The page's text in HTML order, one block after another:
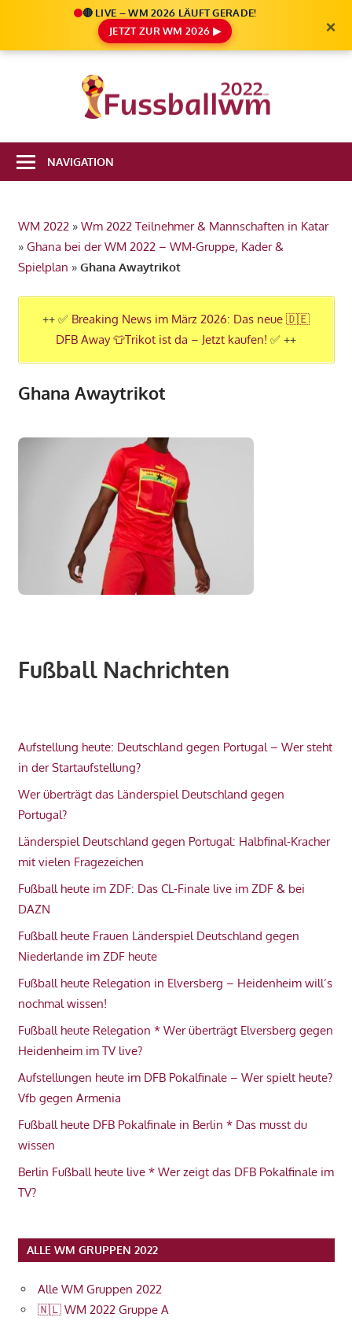
🔴 LIVE – WM 2026 LÄUFT GERADE!
JETZT ZUR WM 2026 ▶
×
Infos
in
Katar
NAVIGATION
WM 2022» Wm 2022 Teilnehmer & Mannschaften in Katar
» Ghana bei der WM 2022 – WM-Gruppe, Kader &
Spielplan » Ghana Awaytrikot
++ ✅ Breaking News im März 2026: Das neue 🇩🇪
DFB Away 👕Trikot ist da – Jetzt kaufen! ✅ ++
Ghana Awaytrikot
Fußball Nachrichten
Aufstellung heute: Deutschland gegen Portugal – Wer steht
in der Startaufstellung?
Wer überträgt das Länderspiel Deutschland gegen
Portugal?
Länderspiel Deutschland gegen Portugal: Halbfinal-Kracher
mit vielen Fragezeichen
Fußball heute im ZDF: Das CL-Finale live im ZDF & bei
DAZN
Fußball heute Frauen Länderspiel Deutschland gegen
Niederlande im ZDF heute
Fußball heute Relegation in Elversberg – Heidenheim will’s
nochmal wissen!
Fußball heute Relegation * Wer überträgt Elversberg gegen
Heidenheim im TV live?
Aufstellungen heute im DFB Pokalfinale – Wer spielt heute?
Vfb gegen Armenia
Fußball heute DFB Pokalfinale in Berlin * Das musst du
wissen
Berlin Fußball heute live * Wer zeigt das DFB Pokalfinale im
TV?
ALLE WM GRUPPEN 2022
Alle WM Gruppen 2022
🇳🇱 WM 2022 Gruppe A